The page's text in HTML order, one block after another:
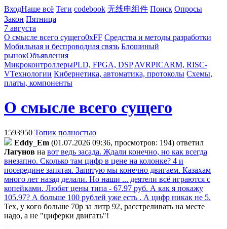
ВходНаше всё Теги codebook 无线电组件 Поиск Опросы
Закон Пятница
7 августа
О смысле всего сущего0xFF Средства и методы разработки
Мобильная и беспроводная связь Блошиный
рынокОбъявления
МикроконтроллерыPLD, FPGA, DSP AVRPICARM, RISC-
VТехнологии Кибернетика, автоматика, протоколы Схемы,
платы, компоненты
О смысле всего сущего
1593950 Топик полностью
Eddy_Em (01.07.2026 09:36, просмотров: 194) ответил
Лaгyнoв на вот ведь засада. Ждали конечно, но как всегда
внезапно. Сколько там цифр в цене на колонке? 4 и
посередине запятая. Запятую мы конечно двигаем. Казахам
много лет назад делали. Но наши ... деятели всё играются с
копейками. Любят цены типа - 67.97 руб. А как я покажу
105.97? А больше 100 рублей уже есть . А цифр никак не 5.
Тех, у кого больше 70р за литр 92, расстреливать на месте
надо, а не "циферки двигать"!